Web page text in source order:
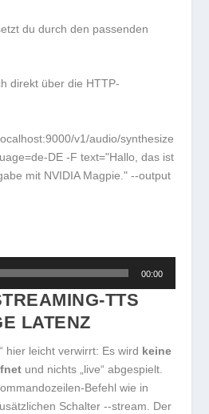
du durch den passenden
direkt über die HTTP-
v1/audio/synthesize
DE -F text="Hallo, das ist
mit NVIDIA Magpie." --output
00:00
TTS
LATENZ
hier leicht verwirrt: Es wird keine
und nichts „live“ abgespielt.
Befehl wie in
Schalter--stream. Der